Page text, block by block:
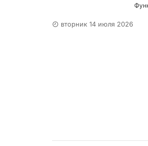
вторник 14 июля 2026